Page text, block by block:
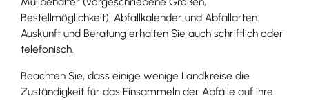
Bestellmöglichkeit), Abfallkalender und Abfallarten.
Auskunft und Beratung erhalten Sie auch schriftlich oder
telefonisch.
Beachten Sie, dass einige wenige Landkreise die
Zuständigkeit für das Einsammeln der Abfälle auf ihre